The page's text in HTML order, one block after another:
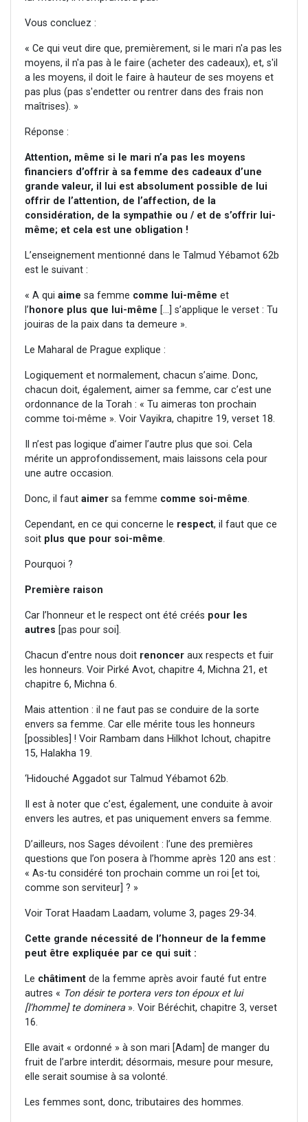
Vous concluez :
« Ce qui veut dire que, premièrement, si le mari n'a pas les
moyens, il n'a pas à le faire (acheter des cadeaux), et, s'il
a les moyens, il doit le faire à hauteur de ses moyens et
pas plus (pas s'endetter ou rentrer dans des frais non
maîtrises). »
Réponse :
Attention, même si le mari n’a pas les moyens
financiers d’offrir à sa femme des cadeaux d’une
grande valeur, il lui est absolument possible de lui
offrir de l’attention, de l’affection, de la
considération, de la sympathie ou / et de s’offrir lui-
même; et cela est une obligation !
L’enseignement mentionné dans le Talmud Yébamot 62b
est le suivant :
« A qui aime sa femme comme lui-même et
l’honore plus que lui-même […] s’applique le verset : Tu
jouiras de la paix dans ta demeure ».
Le Maharal de Prague explique :
Logiquement et normalement, chacun s’aime. Donc,
chacun doit, également, aimer sa femme, car c’est une
ordonnance de la Torah : « Tu aimeras ton prochain
comme toi-même ». Voir Vayikra, chapitre 19, verset 18.
Il n’est pas logique d’aimer l’autre plus que soi. Cela
mérite un approfondissement, mais laissons cela pour
une autre occasion.
Donc, il faut aimer sa femme comme soi-même.
Cependant, en ce qui concerne le respect, il faut que ce
soit plus que pour soi-même.
Pourquoi ?
Première raison
Car l’honneur et le respect ont été créés pour les
autres [pas pour soi].
Chacun d’entre nous doit renoncer aux respects et fuir
les honneurs. Voir Pirké Avot, chapitre 4, Michna 21, et
chapitre 6, Michna 6.
Mais attention : il ne faut pas se conduire de la sorte
envers sa femme. Car elle mérite tous les honneurs
[possibles] ! Voir Rambam dans Hilkhot Ichout, chapitre
15, Halakha 19.
‘Hidouché Aggadot sur Talmud Yébamot 62b.
Il est à noter que c’est, également, une conduite à avoir
envers les autres, et pas uniquement envers sa femme.
D’ailleurs, nos Sages dévoilent : l’une des premières
questions que l’on posera à l’homme après 120 ans est :
« As-tu considéré ton prochain comme un roi [et toi,
comme son serviteur] ? »
Voir Torat Haadam Laadam, volume 3, pages 29-34.
Cette grande nécessité de l’honneur de la femme
peut être expliquée par ce qui suit :
Le châtiment de la femme après avoir fauté fut entre
autres « Ton désir te portera vers ton époux et lui
[l’homme] te dominera». Voir Béréchit, chapitre 3, verset
16.
Elle avait « ordonné » à son mari [Adam] de manger du
fruit de l’arbre interdit; désormais, mesure pour mesure,
elle serait soumise à sa volonté.
Les femmes sont, donc, tributaires des hommes.